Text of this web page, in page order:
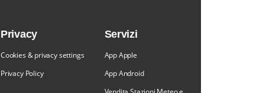
Privacy
Cookies & privacy settings
Privacy Policy
Servizi
App Apple
App Android